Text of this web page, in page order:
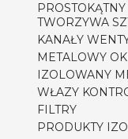
TWORZYWA
KANAŁY
METALOWY
IZOLOWANY
WŁAZY
FILTRY
PRODUKTY